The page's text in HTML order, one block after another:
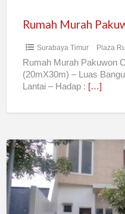
Surabaya Timur Plaza
Rumah Murah Pakuwon
(20mX30m) – Luas
Lantai – Hadap : […]
Pakuwon
City
Second
Minimalis